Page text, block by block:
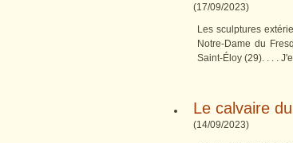
(17/09/2023)
Les sculptures
Notre-Dame du
Saint-Éloy (29). . . .
Le calvaire
(14/09/2023)